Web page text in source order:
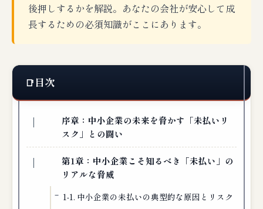
後押しするかを解説。あなたの会社が安心して成
長するための必須知識がここにあります。
目次
序章：中小企業の未来を脅かす「未払いリ
スク」との闘い
第1章：中小企業こそ知るべき「未払い」の
リアルな脅威
1-1. 中小企業の未払いの典型的な原因とリスク